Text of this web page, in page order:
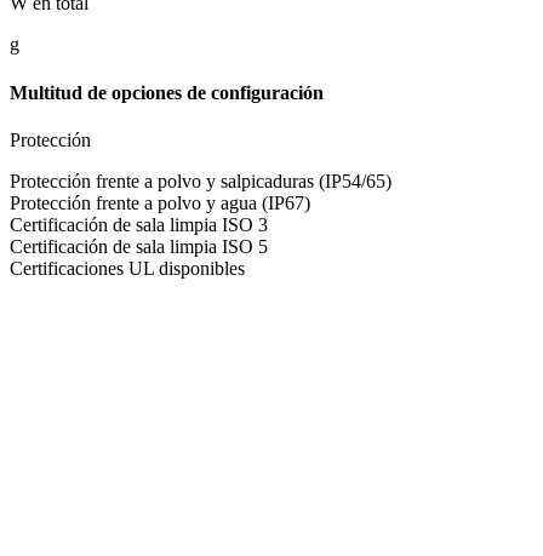
g
Multitud de opciones de configuración
Protección
Protección frente a polvo y salpicaduras (IP54/65)
Protección frente a polvo y agua (IP67)
Certificación de sala limpia ISO 3
Certificación de sala limpia ISO 5
Certificaciones UL disponibles